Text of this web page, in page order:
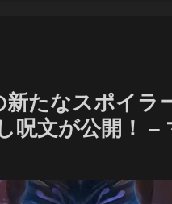
新たなスポイ
呪文が公開！ –